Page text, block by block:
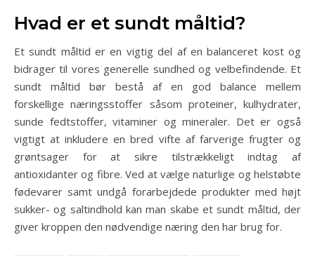
Hvad er et sundt måltid?
Et sundt måltid er en vigtig del af en balanceret kost og
bidrager til vores generelle sundhed og velbefindende. Et
sundt måltid bør bestå af en god balance mellem
forskellige næringsstoffer såsom proteiner, kulhydrater,
sunde fedtstoffer, vitaminer og mineraler. Det er også
vigtigt at inkludere en bred vifte af farverige frugter og
grøntsager for at sikre tilstrækkeligt indtag af
antioxidanter og fibre. Ved at vælge naturlige og helstøbte
fødevarer samt undgå forarbejdede produkter med højt
sukker- og saltindhold kan man skabe et sundt måltid, der
giver kroppen den nødvendige næring den har brug for.